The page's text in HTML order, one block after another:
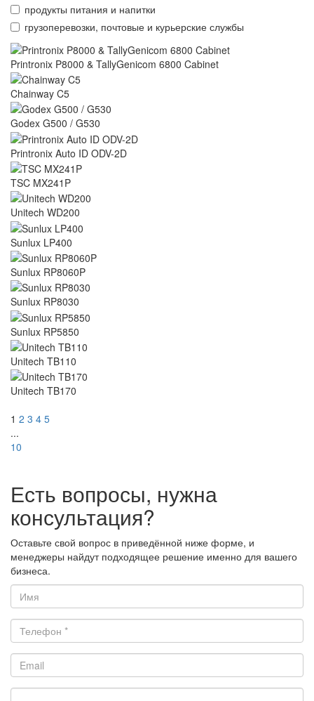
продукты питания и напитки
грузоперевозки, почтовые и курьерские службы
Printronix P8000 & TallyGenicom 6800 Cabinet
Chainway C5
Godex G500 / G530
Printronix Auto ID ODV-2D
TSC MX241P
Unitech WD200
Sunlux LP400
Sunlux RP8060P
Sunlux RP8030
Sunlux RP5850
Unitech TB110
Unitech TB170
1 2 3 4 5
...
10
Есть вопросы, нужна
консультация?
Оставьте свой вопрос в приведённой ниже форме, и
менеджеры найдут подходящее решение именно для вашего
бизнеса.